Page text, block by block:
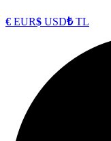
€ EUR$ USD₺TL